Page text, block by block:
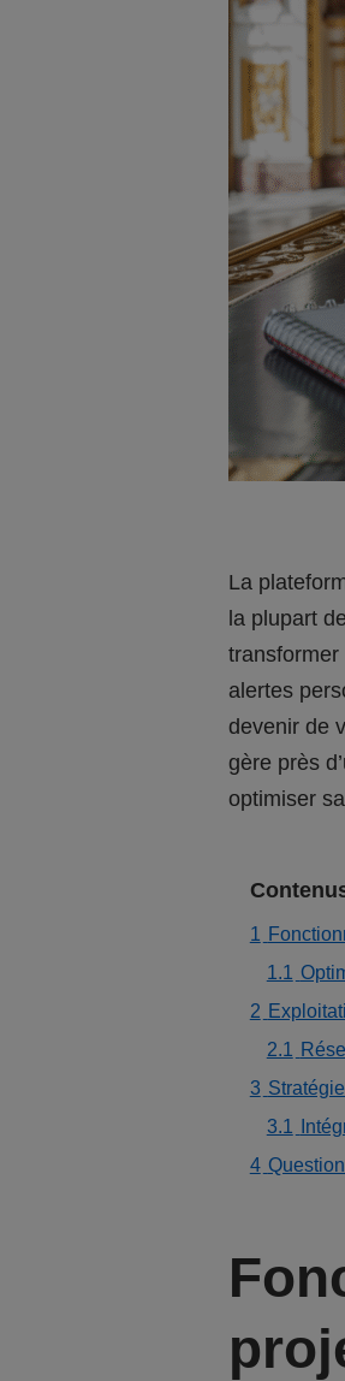
La
la plupart
transformer
alertes
devenir de
gère près
optimiser
1
1.1
2
2.1
3
3.1
4